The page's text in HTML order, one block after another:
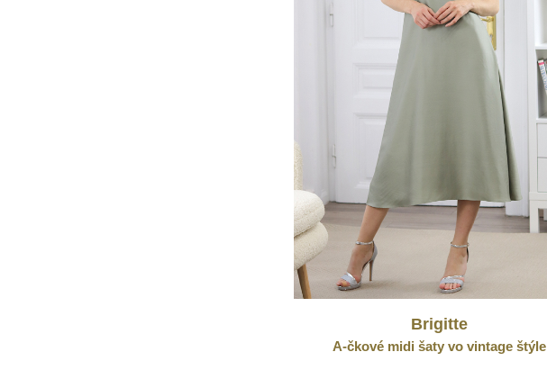
Brigitte
A-čkové midi šaty vo vintage štýle